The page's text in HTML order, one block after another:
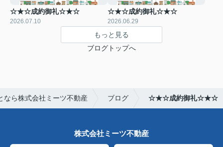
☆★☆成約御礼☆★☆
2026.07.10
☆★☆成約御礼☆★☆
2026.06.29
もっと見る
ブログトップへ
なら株式会社ミーツ不動産 ブログ ☆★☆成約御礼☆★☆
株式会社ミーツ不動産